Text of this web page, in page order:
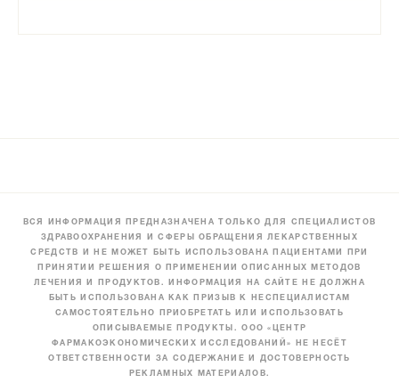
ВСЯ ИНФОРМАЦИЯ ПРЕДНАЗНАЧЕНА ТОЛЬКО ДЛЯ СПЕЦИАЛИСТОВ
ЗДРАВООХРАНЕНИЯ И СФЕРЫ ОБРАЩЕНИЯ ЛЕКАРСТВЕННЫХ
СРЕДСТВ И НЕ МОЖЕТ БЫТЬ ИСПОЛЬЗОВАНА ПАЦИЕНТАМИ ПРИ
ПРИНЯТИИ РЕШЕНИЯ О ПРИМЕНЕНИИ ОПИСАННЫХ МЕТОДОВ
ЛЕЧЕНИЯ И ПРОДУКТОВ. ИНФОРМАЦИЯ НА САЙТЕ НЕ ДОЛЖНА
БЫТЬ ИСПОЛЬЗОВАНА КАК ПРИЗЫВ К НЕСПЕЦИАЛИСТАМ
САМОСТОЯТЕЛЬНО ПРИОБРЕТАТЬ ИЛИ ИСПОЛЬЗОВАТЬ
ОПИСЫВАЕМЫЕ ПРОДУКТЫ. ООО «ЦЕНТР
ФАРМАКОЭКОНОМИЧЕСКИХ ИССЛЕДОВАНИЙ» НЕ НЕСЁТ
ОТВЕТСТВЕННОСТИ ЗА СОДЕРЖАНИЕ И ДОСТОВЕРНОСТЬ
РЕКЛАМНЫХ МАТЕРИАЛОВ.